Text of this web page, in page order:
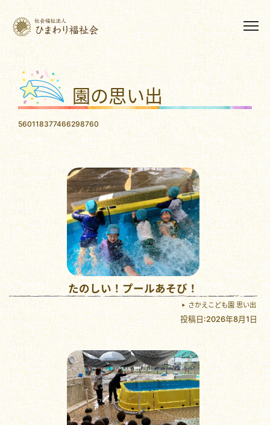
園の思い出
560118377466298760
たのしい！プールあそび！
さかえこども園 思い出
投稿日:2026年8月1日